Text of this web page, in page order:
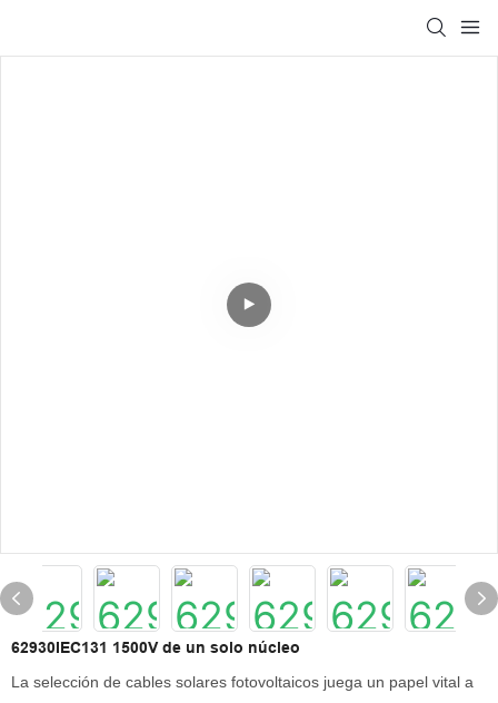
62930IEC131 1500V de un solo núcleo
La selección de cables solares fotovoltaicos juega un papel vital a